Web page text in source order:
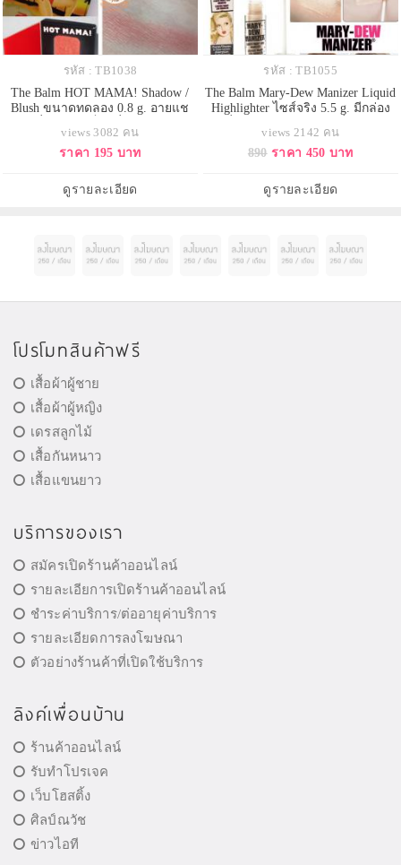
รหัส : TB1038
The Balm HOT MAMA! Shadow /
Blush ขนาดทดลอง 0.8 g. อายแช
สวยจับใจ สีชมพูเหลือบพีช มาแบบ
สวยครบสูตร แอบมีไฮไลท์บางเบา
ฝีปากเมื่อมีแสงตกกระทบ ทุกสรรพ
สิ่งรวมอยู่ในแพคเกจที่พร้อมพกพา
views 3082 คน
ราคา 195 บาท
ดูรายละเอียด
รหัส : TB1055
The Balm Mary-Dew Manizer Liquid
Highlighter ไซส์จริง 5.5 g. มีกล่อง
ขึ้นแท่นเป็นอันดับหนึ่งในใจของ
สาวๆมายาวนาน มาใหม่ในรูปแบบ
ใช้งานได้แบบอเนกประสงค์
สามารถผสมกับมอยส์เจอไรเซอ
views 2142 คน
890 ราคา 450 บาท
ดูรายละเอียด
โปรโมทสินค้าฟรี
เสื้อผ้าผู้ชาย
เสื้อผ้าผู้หญิง
เดรสลูกไม้
เสื้อกันหนาว
เสื้อแขนยาว
บริการของเรา
สมัครเปิดร้านค้าออนไลน์
รายละเอียการเปิดร้านค้าออนไลน์
ชำระค่าบริการ/ต่ออายุค่าบริการ
รายละเอียดการลงโฆษณา
ตัวอย่างร้านค้าที่เปิดใช้บริการ
ลิงค์เพื่อนบ้าน
ร้านค้าออนไลน์
รับทำโปรเจค
เว็บโฮสติ้ง
ศิลป์ณวัช
ข่าวไอที